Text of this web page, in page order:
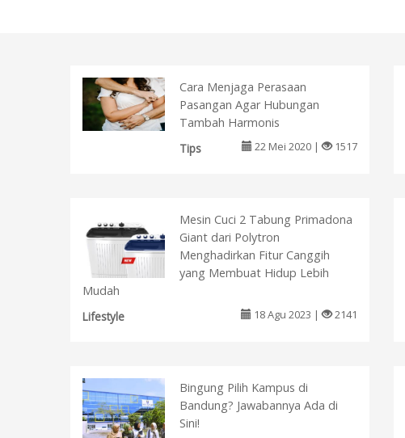
Cara Menjaga Perasaan
Pasangan Agar Hubungan
Tambah Harmonis
Tips
22 Mei 2020 | 1517
Mesin Cuci 2 Tabung Primadona
Giant dari Polytron
Menghadirkan Fitur Canggih
yang Membuat Hidup Lebih
Mudah
Lifestyle
18 Agu 2023 | 2141
Bingung Pilih Kampus di
Bandung? Jawabannya Ada di
Sini!